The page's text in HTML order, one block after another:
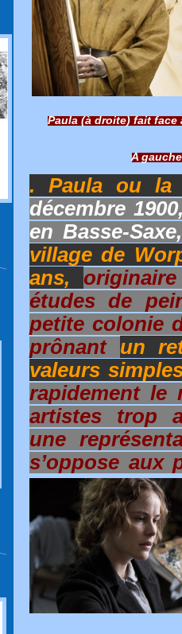
Paula (à droite) fait
A
. Paula ou la
décembre
en Basse-
village de
ans,
études de
petite colonie
prônant un
valeurs
rapidement le
artistes trop
une
s’oppose aux